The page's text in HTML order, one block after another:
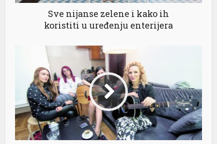
Sve nijanse zelene i kako ih
koristiti u uređenju enterijera